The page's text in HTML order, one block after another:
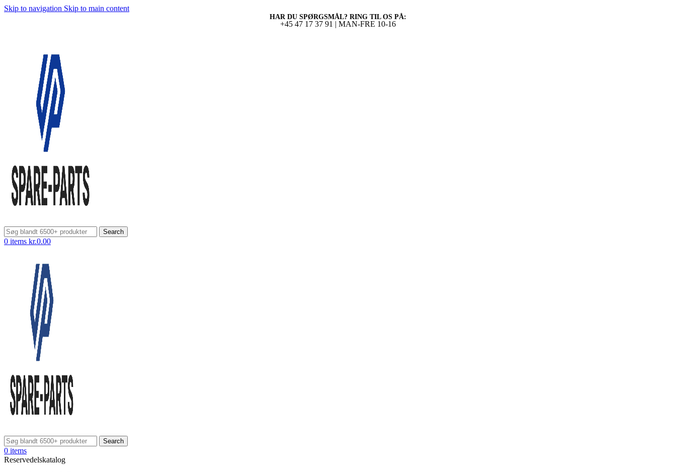
Skip to navigation Skip to main content
HAR DU SPØRGSMÅL? RING TIL OS PÅ:
+45 47 17 37 91 | MAN-FRE 10-16
Search
0 items kr.0.00
Search
0 items
Reservedelskatalog